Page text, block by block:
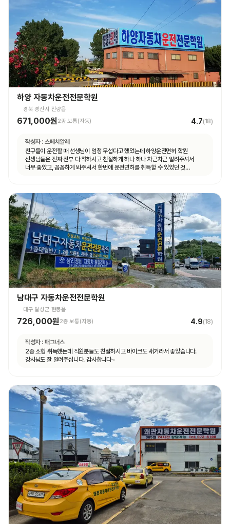
하양 자동차운전전문학원
경북 경산시 진량읍
671,000원2종 보통(자동) 4.7(18)
작성자 : 스페치알레
친구들이 운전할 때 선생님이 엄청 무섭다고 했었는데 하양운전면허 학원
선생님들은 진짜 전부 다 착하시고 친절하게 하나 하나 차근차근 알려주셔서
너무 좋았고, 꼼꼼하게 봐주셔서 한번에 운전면허를 취득할 수 있었던 것
남대구 자동차운전전문학원
대구 달성군 현풍읍
726,000원 2종 보통(자동) 4.9(18)
작성자 : 매그너스
2종 소형 취득했는데 직원분들도 친절하시고 바이크도 새거라서 좋았습니다.
강사님도 잘 알려주십니다. 감사합니다~